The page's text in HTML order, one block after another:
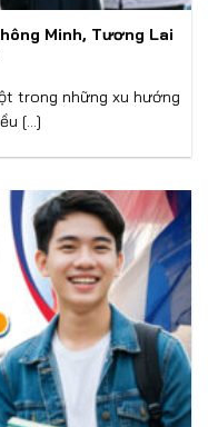
Minh, Tương Lai
trong những xu hướng
[...]